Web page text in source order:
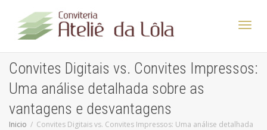
Convites Digitais vs. Convites Impressos:
Uma análise detalhada sobre as
vantagens e desvantagens
Inicio
Convites Digitais vs. Convites Impressos: Uma análise detalhada